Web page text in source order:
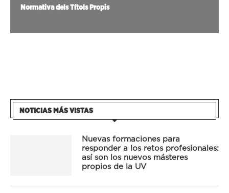
Normativa dels Títols Propis
NOTICIAS MÁS VISTAS
Nuevas formaciones para
responder a los retos profesionales:
así son los nuevos másteres
propios de la UV